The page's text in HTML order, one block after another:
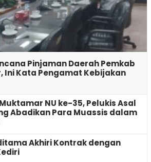
Pinjaman Daerah Pemkab
Ini Kata Pengamat Kebijakan
NU ke-35, Pelukis Asal
Abadikan Para Muassis dalam
Akhiri Kontrak dengan